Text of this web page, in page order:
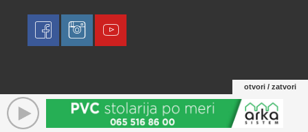
© 2021 LovaLova. All rights reserved.
otvori / zatvori